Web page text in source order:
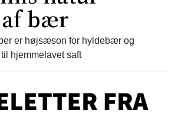
bær
er højsæson for hyldebær og
hjemmelavet saft